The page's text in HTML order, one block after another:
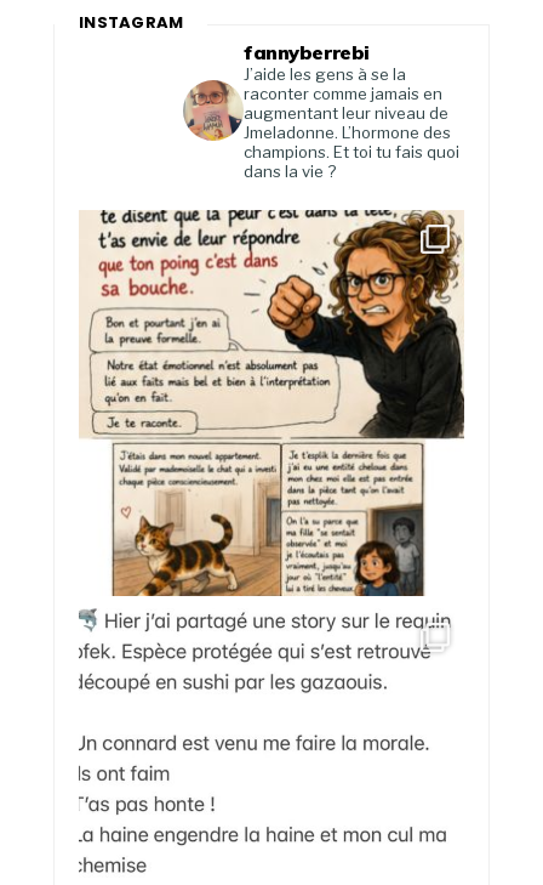
INSTAGRAM
fannyberrebi
J’aide les gens à se la
raconter comme jamais en
augmentant leur niveau de
Jmeladonne. L’hormone des
champions. Et toi tu fais quoi
dans la vie ?